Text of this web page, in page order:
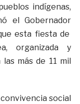
indígenas,
el Gobernador
esta fiesta de
organizada y
más de 11 mil
social